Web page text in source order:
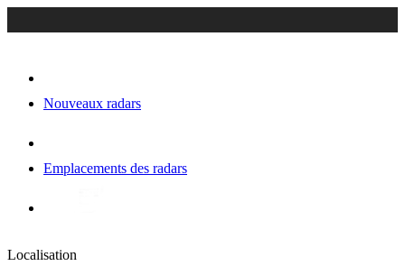
Nouveaux radars
Emplacements des radars
Localisation